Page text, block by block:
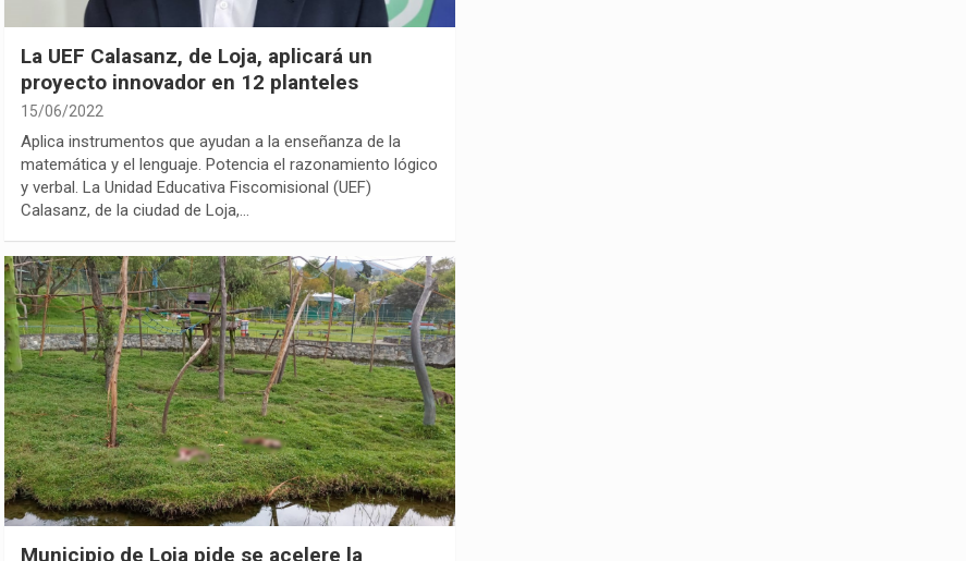
La UEF Calasanz, de Loja, aplicará un
proyecto innovador en 12 planteles
15/06/2022
Aplica instrumentos que ayudan a la enseñanza de la
matemática y el lenguaje. Potencia el razonamiento lógico
y verbal. La Unidad Educativa Fiscomisional (UEF)
Calasanz, de la ciudad de Loja,…
Municipio de Loja pide se acelere la